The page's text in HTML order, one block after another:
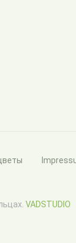
VADSTUDIO